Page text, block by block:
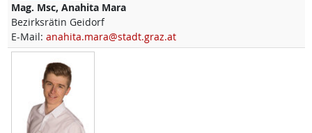
Mag. Msc, Anahita Mara
Bezirksrätin Geidorf
E-Mail: anahita.mara@stadt.graz.at